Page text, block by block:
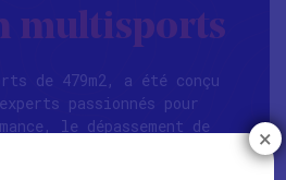
multisports
de 479m2, a été conçu
passionnés pour
le dépassement de
×